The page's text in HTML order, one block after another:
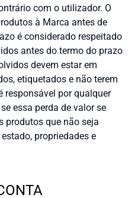
com o utilizador. O
à Marca antes de
é considerado respeitado
antes do termo do prazo
devem estar em
etiquetados e não terem
responsável por qualquer
essa perda de valor se
produtos que não seja
propriedades e